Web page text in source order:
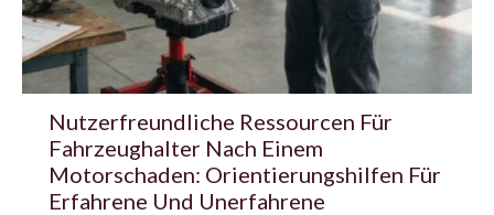
Nutzerfreundliche Ressourcen Für
Fahrzeughalter Nach Einem
Motorschaden: Orientierungshilfen Für
Erfahrene Und Unerfahrene